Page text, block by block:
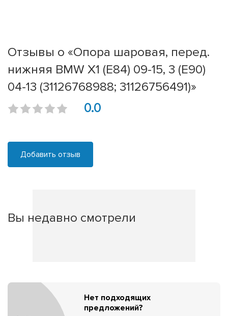
Отзывы о «Опора шаровая, перед.
нижняя BMW X1 (E84) 09-15, 3 (E90)
04-13 (31126768988; 31126756491)»
0.0
Добавить отзыв
Вы недавно смотрели
Нет подходящих
предложений?